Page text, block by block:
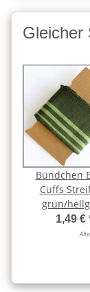
Gleicher
Bündchen
Cuffs
grün/
1,49 €